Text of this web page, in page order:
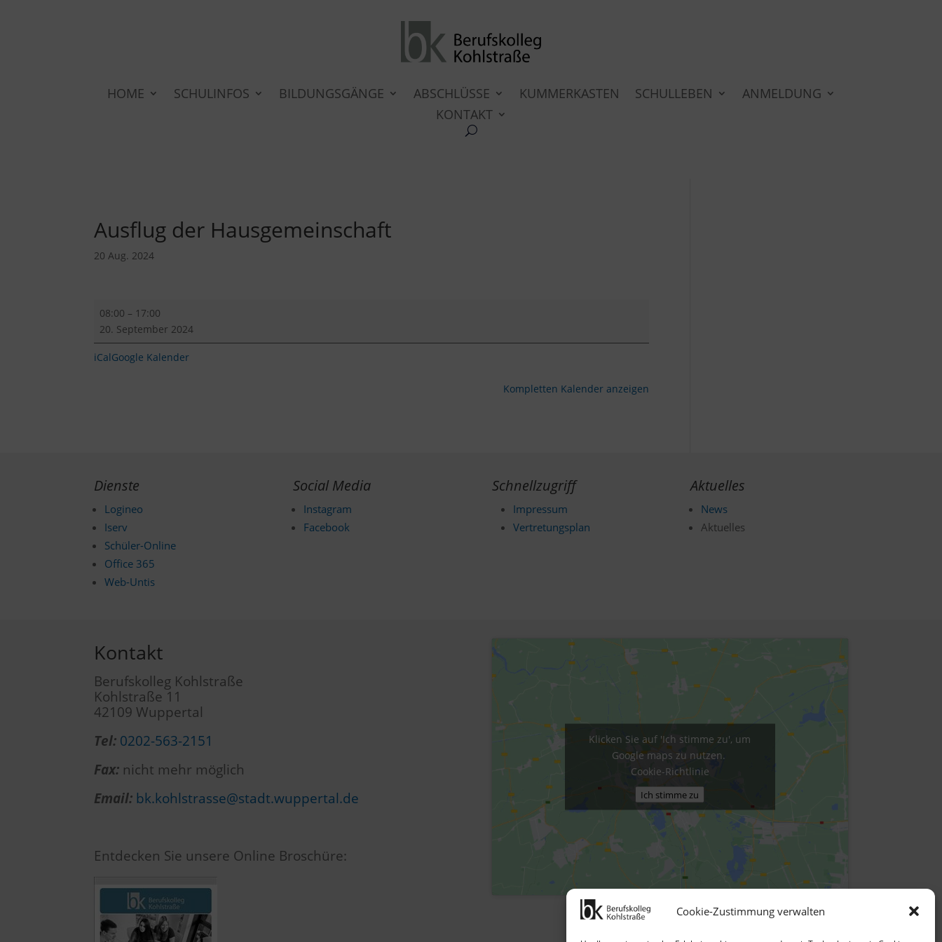
Cookie-Zustimmung verwalten
HOME SCHULINFOS BILDUNGSGÄNGE ABSCHLÜSSE KUMMERKASTEN SCHULLEBEN
ANMELDUNG
KONTAKT
Ausflug der Hausgemeinschaft
20 Aug. 2024
Hausgemeinschaft
08:00 – 17:00
20. September 2024
iCalGoogle Kalender
Kompletten Kalender anzeigen
Dienste
Logineo
Iserv
Schüler-Online
Office 365
Web-Untis
Social Media
Instagram
Facebook
Schnellzugriff
Impressum
Vertretungsplan
Aktuelles
News
Aktuelles
Kontakt
Berufskolleg Kohlstraße
Kohlstraße 11
42109 Wuppertal
Tel: 0202-563-2151
Fax: nicht mehr möglich
Email: bk.kohlstrasse@stadt.wuppertal.de
Entdecken Sie unsere Online Broschüre:
Klicken Sie auf 'Ich stimme zu', um
Google maps zu nutzen.
Cookie-Richtlinie
Ich stimme zu